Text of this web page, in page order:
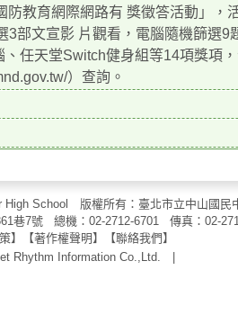
防教育網際網路有 獎徵答活動」
3部文宣影 片觀看，電腦隨機篩選
任天堂Switch健身組等14項獎項
）查詢。
High School 版權所有：臺北市立中山國
巷7號 總機：02-2712-6701 傳真： 02-
】【著作權聲明 】 【聯絡我們 】
Rhythm Information Co.,Ltd.